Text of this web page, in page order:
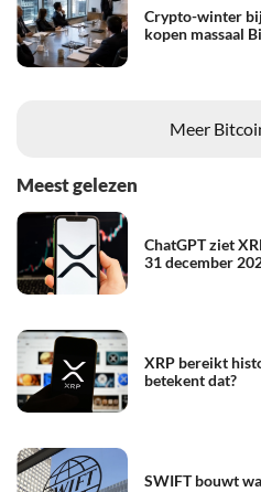
Crypto-winter
kopen massaal
Meer
Meest gelezen
ChatGPT ziet
31 december
XRP bereikt
betekent dat?
SWIFT bouwt